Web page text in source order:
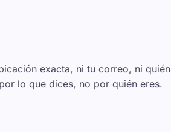
exacta, ni tu correo, ni quién
lo que dices, no por quién eres.